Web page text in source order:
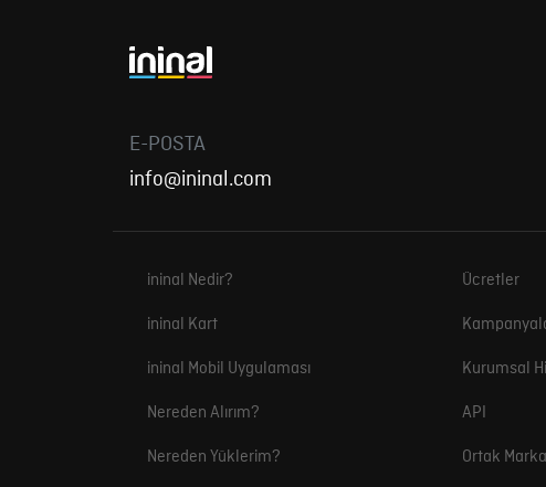
E-POSTA
info@ininal.com
ininal Nedir?
ininal Kart
ininal Mobil Uygulaması
Nereden Alırım?
Nereden Yüklerim?
Ücretler
Kurumsal
API
Ortak